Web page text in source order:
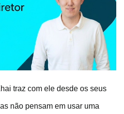
traz com ele desde os seus
não pensam em usar uma